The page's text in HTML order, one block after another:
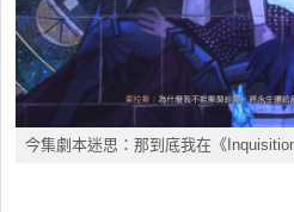
今集劇本迷思：那到底我在《